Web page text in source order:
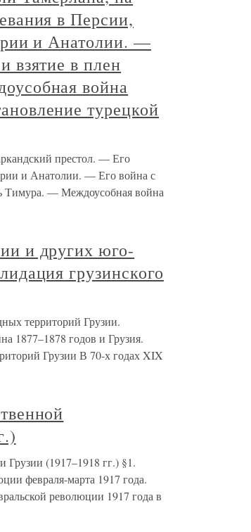
в Персии,
и Анатолии. —
взятие в плен
война
турецкой
престол. — Его
и Анатолии. — Его война с
Тимура. — Междоусобная война
и других юго-
грузинского
территорий Грузии.
1877–1878 годов и Грузия.
Грузии В 70-х годах XIX
Грузии (1917–1918 гг.) §1.
февраля-марта 1917 года.
революции 1917 года в